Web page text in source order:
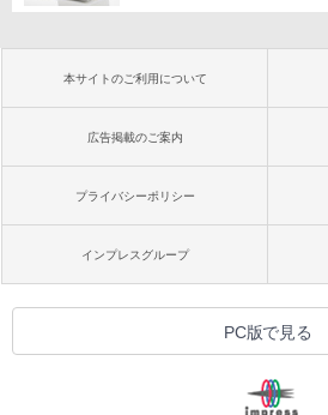
本サイトのご利用について
広告掲載のご案内
プライバシーポリシー
インプレスグループ
PC版で見る